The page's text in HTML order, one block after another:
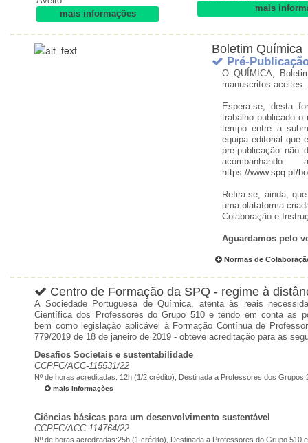
mais informações
mais
Boletim Química
Pré-
O QUÍMICA,
manuscritos aceites.
Espera-se, desta
trabalho publicado
tempo entre a
equipa editorial que
pré-publicação
https://www.spq.pt/
Refira-se, ainda,
uma plataforma
Colaboração e
Aguardamos pelo
Normas de
Centro de Formação da SPQ - regime à
A Sociedade Portuguesa de Química, atenta às reais
Científica dos Professores do Grupo 510 e tendo em conta as
bem como legislação aplicável à Formação Contínua de
779/2019 de 18 de janeiro de 2019 - obteve acreditação para as
Desafios Societais e sustentabilidade
CCPFC/ACC-115531/22
Nº de horas acreditadas: 12h (1/2 crédito), Destinada a Professores dos Grupos
mais informações
Ciências básicas para um desenvolvimento sustentável
CCPFC/ACC-114764/22
Nº de horas acreditadas:25h (1 crédito), Destinada a Professores do Grupo 510